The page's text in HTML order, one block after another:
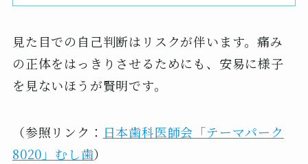
見た目での自己判断はリスクが伴います。痛み
の正体をはっきりさせるためにも、安易に様子
を見ないほうが賢明です。
（参照リンク： 日本歯科医師会「テーマパーク
8020」むし歯）